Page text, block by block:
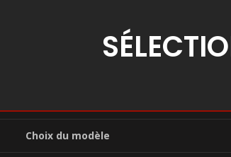
Choix du modèle